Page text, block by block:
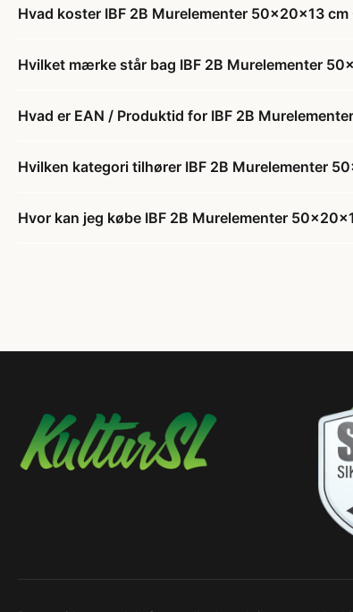
Hvad koster IBF 2B Murelementer 50x20x13 cm
Hvilket mærke står bag IBF 2B Murelementer
Hvad er EAN / Produktid for IBF 2B
Hvilken kategori tilhører IBF 2B Murelementer
Hvor kan jeg købe IBF 2B Murelementer